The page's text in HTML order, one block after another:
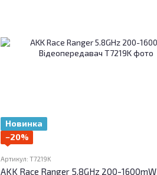
Новинка
−20%
Артикул: T7219K
AKK Race Ranger 5.8GHz 200-1600mW